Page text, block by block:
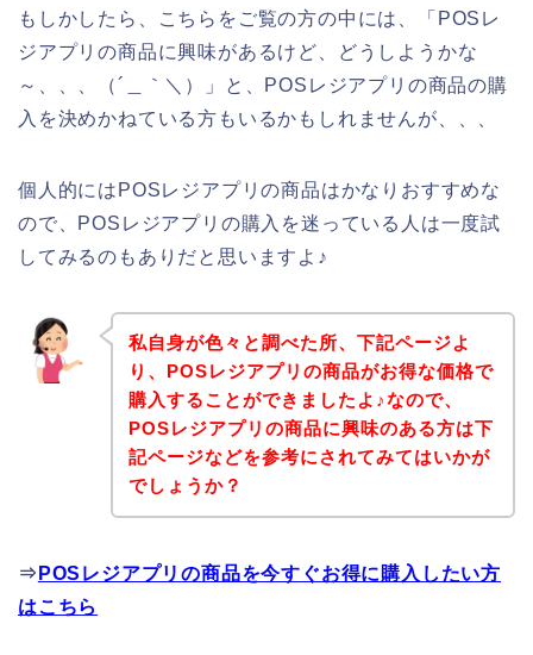
もしかしたら、こちらをご覧の方の中には、「POSレ
ジアプリの商品に興味があるけど、どうしようかな
～、、、（´＿｀＼）」と、POSレジアプリの商品の購
入を決めかねている方もいるかもしれませんが、、、
個人的にはPOSレジアプリの商品はかなりおすすめな
ので、POSレジアプリの購入を迷っている人は一度試
してみるのもありだと思いますよ♪
私自身が色々と調べた所、下記ページよ
り、POSレジアプリの商品がお得な価格で
購入することができましたよ♪なので、
POSレジアプリの商品に興味のある方は下
記ページなどを参考にされてみてはいかが
でしょうか？
⇒ POSレジアプリの商品を今すぐお得に購入したい方
はこちら